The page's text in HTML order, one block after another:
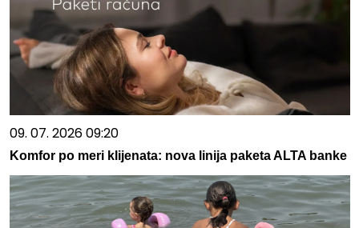
09. 07. 2026 09:20
Komfor po meri klijenata: nova linija paketa ALTA banke